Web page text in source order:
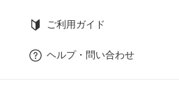
ご利用ガイド
ヘルプ・問い合わせ